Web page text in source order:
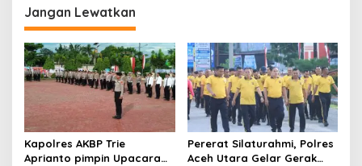
a
s
i
p
o
s
Jangan Lewatkan
Kapolres AKBP Trie
Aprianto pimpin Upacara
Pererat Silaturahmi, Polres
Aceh Utara Gelar Gerak